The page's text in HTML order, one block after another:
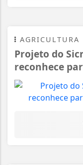
AGRICULTURA
Projeto do
reconhece